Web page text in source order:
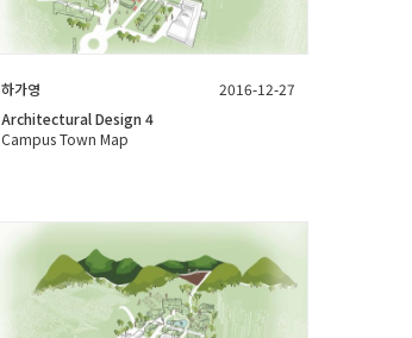
하가영
2016-12-27
Architectural Design 4
Campus Town Map